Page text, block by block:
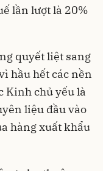
lần lượt là 20%
quyết liệt sang
hầu hết các nền
Kinh chủ yếu là
liệu đầu vào
hàng xuất khẩu